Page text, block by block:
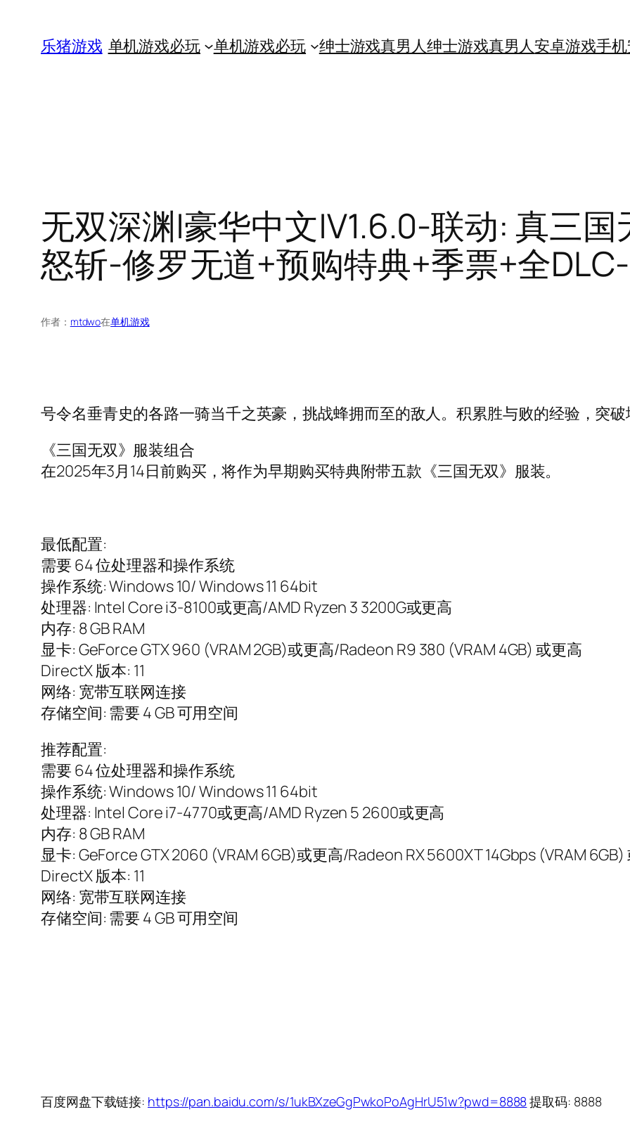
乐猪游戏 单机游戏必玩 单机游戏必玩 绅士游戏真男人绅士游戏真男人安卓游戏手机
无双深渊|豪华中文|V1.6.0-联动: 真三
怒斩-修罗无道+预购特典+季票+全
作者： mtdwo在单机游戏
号令名垂青史的各路一骑当千之英豪，挑战蜂拥而至的敌人。积累胜与败的经验，突破
《三国无双》服装组合
在2025年3月14日前购买，将作为早期购买特典附带五款《三国无双》服装。
最低配置:
需要 64 位处理器和操作系统
操作系统: Windows 10/ Windows 11 64bit
处理器: Intel Core i3-8100或更高/AMD Ryzen 3 3200G或更高
内存: 8 GB RAM
显卡: GeForce GTX 960 (VRAM 2GB)或更高/Radeon R9 380 (VRAM 4GB) 或更高
DirectX 版本: 11
网络: 宽带互联网连接
存储空间: 需要 4 GB 可用空间
推荐配置:
需要 64 位处理器和操作系统
操作系统: Windows 10/ Windows 11 64bit
处理器: Intel Core i7-4770或更高/AMD Ryzen 5 2600或更高
内存: 8 GB RAM
显卡: GeForce GTX 2060 (VRAM 6GB)或更高/Radeon RX 5600XT 14Gbps (VRAM 6GB)
DirectX 版本: 11
网络: 宽带互联网连接
存储空间: 需要 4 GB 可用空间
百度网盘下载链接: https://pan.baidu.com/s/1ukBXzeGgPwkoPoAgHrU51w?pwd=8888提取码: 8888